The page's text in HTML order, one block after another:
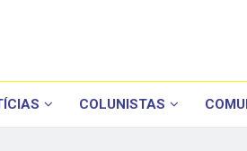
COLUNISTAS